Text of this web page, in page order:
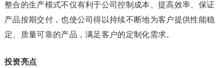
整合的生产模式不仅有利于公司控制成本、提高效率、保证
产品按期交付，也使公司得以持续不断地为客户提供性能稳
定、质量可靠的产品，满足客户的定制化需求。
投资亮点